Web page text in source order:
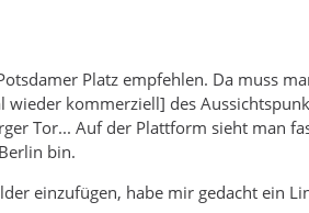
Platz empfehlen. Da muss
kommerziell] des
Tor... Auf der Plattform sieht man
bin.
einzufügen, habe mir gedacht ein